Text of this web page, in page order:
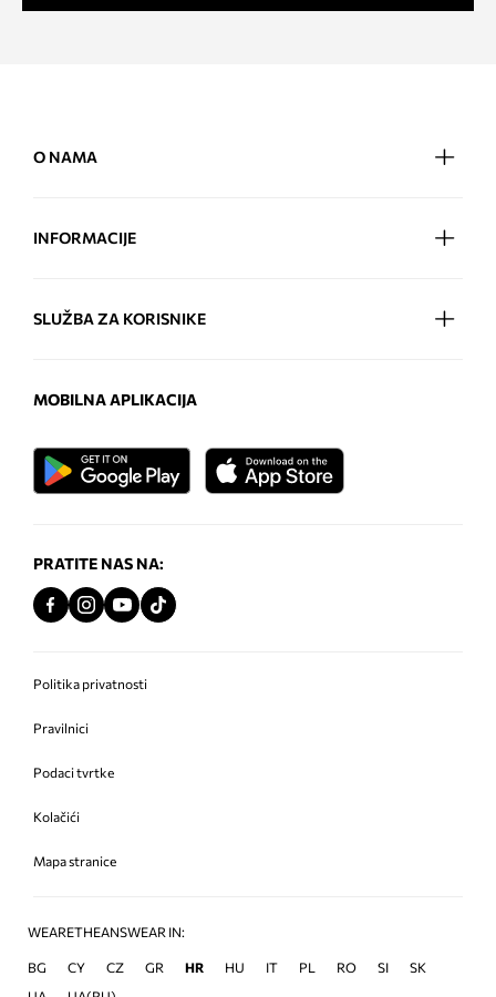
O NAMA
INFORMACIJE
SLUŽBA ZA KORISNIKE
MOBILNA APLIKACIJA
PRATITE NAS NA:
Politika privatnosti
Pravilnici
Podaci tvrtke
Kolačići
Mapa stranice
WEARETHEANSWEAR IN:
BG CY CZ GR HR HU IT PL RO SI
SK